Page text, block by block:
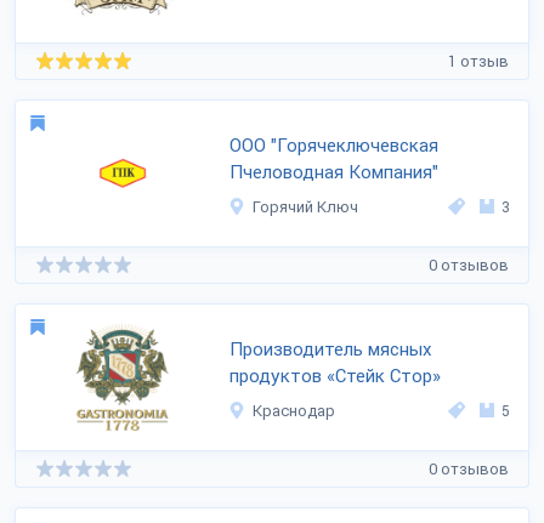
1 отзыв
ООО "Горячеключевская
Пчеловодная Компания"
Горячий Ключ 3
0 отзывов
Производитель мясных
продуктов «Стейк Стор»
Краснодар 5
0 отзывов